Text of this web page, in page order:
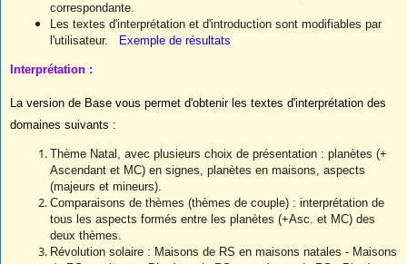
correspondante.
Les textes d'interprétation et d'introduction sont modifiables par
l'utilisateur.
Exemple de résultats
Interprétation :
La version de Base vous permet d'obtenir les textes d'interprétation des
domaines suivants :
Thème Natal, avec plusieurs choix de présentation : planètes (+
Ascendant et MC) en signes, planètes en maisons, aspects
(majeurs et mineurs).
Comparaisons de thèmes (thèmes de couple) : interprétation de
tous les aspects formés entre les planètes (+Asc. et MC) des
deux thèmes.
Révolution solaire : Maisons de RS en maisons natales - Maisons